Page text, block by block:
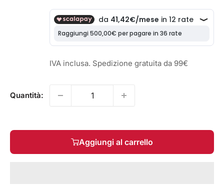
IVA inclusa. Spedizione gratuita da 99€
Quantità:
Aggiungi al carrello